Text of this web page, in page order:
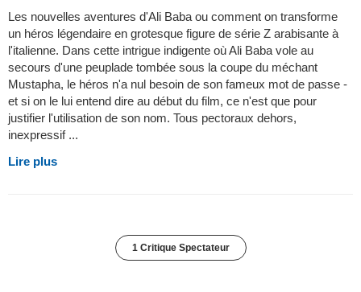
Les nouvelles aventures d'Ali Baba ou comment on transforme
un héros légendaire en grotesque figure de série Z arabisante à
l'italienne. Dans cette intrigue indigente où Ali Baba vole au
secours d'une peuplade tombée sous la coupe du méchant
Mustapha, le héros n'a nul besoin de son fameux mot de passe -
et si on le lui entend dire au début du film, ce n'est que pour
justifier l'utilisation de son nom. Tous pectoraux dehors,
inexpressif ...
Lire plus
1 Critique Spectateur